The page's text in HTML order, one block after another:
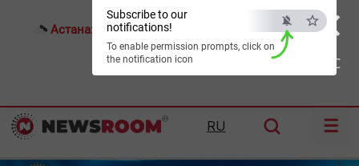
×
ESC
Subscribe to our
notifications!
To enable permission prompts, click on
the notification icon
Астана: 22°C Алматы: Шымкент:31°C
RU ☰